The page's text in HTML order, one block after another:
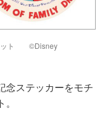
セット ©Disney
念ステッカーをモチ